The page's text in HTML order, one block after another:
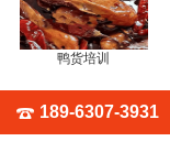
鸭货培训
189-6307-3931